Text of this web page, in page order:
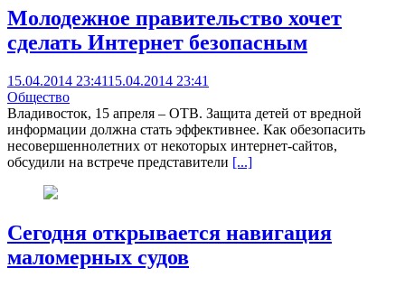
Молодежное правительство хочет
сделать Интернет безопасным
15.04.2014 23:4115.04.2014 23:41
Общество
Владивосток, 15 апреля – ОТВ. Защита детей от вредной
информации должна стать эффективнее. Как обезопасить
несовершеннолетних от некоторых интернет-сайтов,
обсудили на встрече представители [...]
Сегодня открывается навигация
маломерных судов